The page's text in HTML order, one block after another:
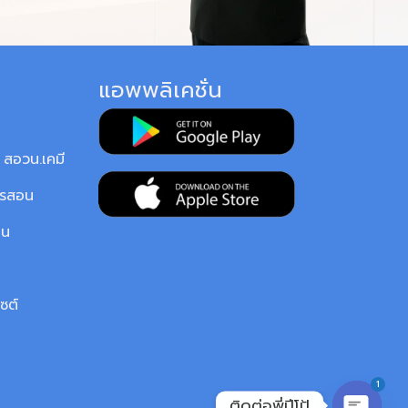
อวน.เคมี
สอน
ต์
แอพพลิเคชั่น
1